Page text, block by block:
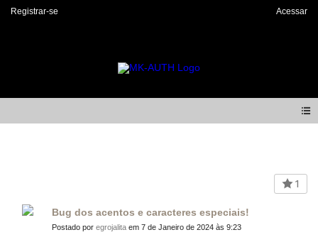
Registrar-se Acessar
1
Bug dos acentos e caracteres especiais!
Postado por egrojalita em 7 de Janeiro de 2024 às 9:23